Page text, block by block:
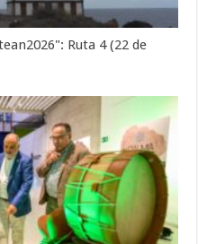
Ruta 4 (22 de